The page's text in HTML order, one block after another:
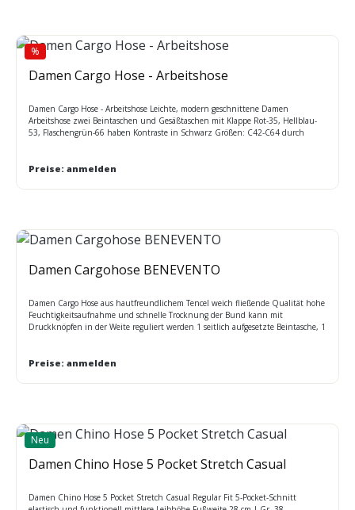
Rabatt
%
Damen Cargo Hose - Arbeitshose
Damen Cargo Hose - Arbeitshose Leichte, modern geschnittene Damen
Arbeitshose zwei Beintaschen und Gesäßtaschen mit Klappe Rot-35, Hellblau-
53, Flaschengrün-66 haben Kontraste in Schwarz Größen: C42-C64 durch
Preise: anmelden
Damen Cargohose BENEVENTO
Damen Cargo Hose aus hautfreundlichem Tencel weich fließende Qualität hohe
Feuchtigkeitsaufnahme und schnelle Trocknung der Bund kann mit
Druckknöpfen in der Weite reguliert werden 1 seitlich aufgesetzte Beintasche, 1
Preise: anmelden
Neu
Damen Chino Hose 5 Pocket Stretch Casual
Damen Chino Hose 5 Pocket Stretch Casual Regular Fit 5-Pocket-Schnitt